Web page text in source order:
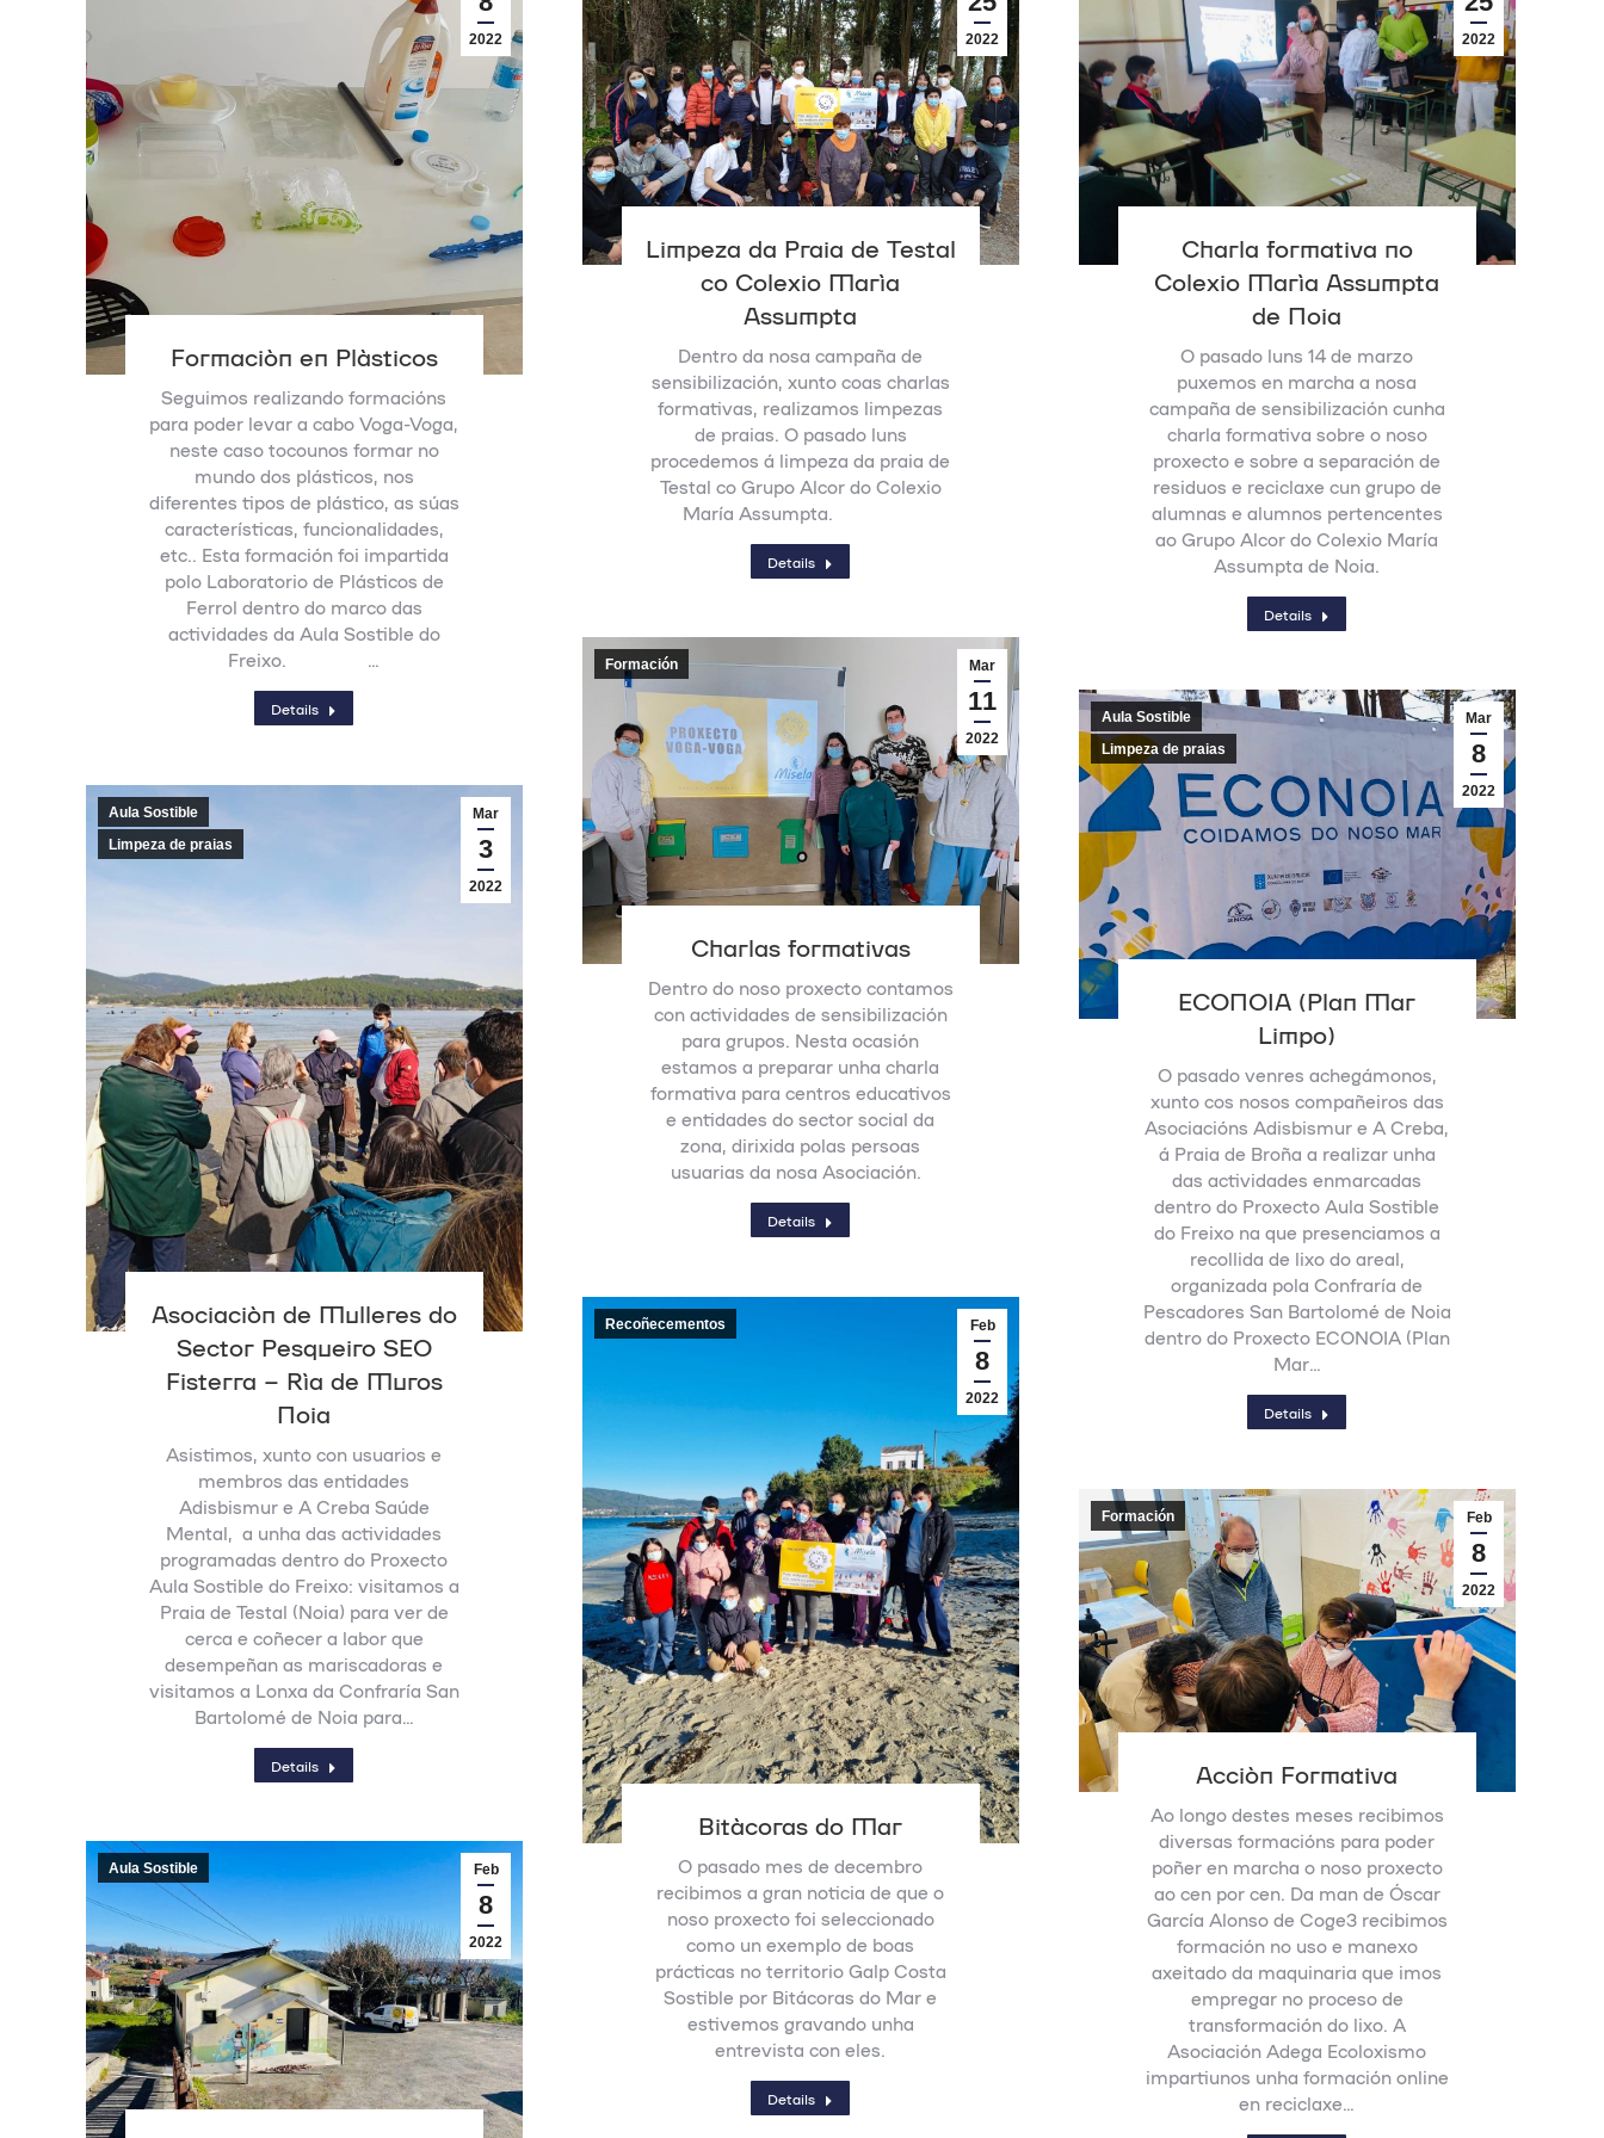
2022
Formación en Plásticos
Seguimos realizando formacións
para poder levar a cabo Voga-Voga,
neste caso tocounos formar no
mundo dos plásticos, nos
diferentes tipos de plástico, as súas
características, funcionalidades,
etc.. Esta formación foi impartida
polo Laboratorio de Plásticos de
Ferrol dentro do marco das
actividades da Aula Sostible do
Freixo. …
Details
2022
Limpeza da Praia de Testal
co Colexio María
Assumpta
Dentro da nosa campaña de
sensibilización, xunto coas charlas
formativas, realizamos limpezas
de praias. O pasado luns
procedemos á limpeza da praia de
Testal co Grupo Alcor do Colexio
María Assumpta.
Details
2022
Charla formativa no
Colexio María Assumpta
de Noia
O pasado luns 14 de marzo
puxemos en marcha a nosa
campaña de sensibilización cunha
charla formativa sobre o noso
proxecto e sobre a separación de
residuos e reciclaxe cun grupo de
alumnas e alumnos pertencentes
ao Grupo Alcor do Colexio María
Assumpta de Noia.
Details
Mar
11
2022
Formación
Charlas formativas
Dentro do noso proxecto contamos
con actividades de sensibilización
para grupos. Nesta ocasión
estamos a preparar unha charla
formativa para centros educativos
e entidades do sector social da
zona, dirixida polas persoas
usuarias da nosa Asociación.
Details
Mar
8
2022
Aula Sostible
Limpeza de praias
ECONOIA (Plan Mar
Limpo)
O pasado venres achegámonos,
xunto cos nosos compañeiros das
Asociacións Adisbismur e A Creba,
á Praia de Broña a realizar unha
das actividades enmarcadas
dentro do Proxecto Aula Sostible
do Freixo na que presenciamos a
recollida de lixo do areal,
organizada pola Confraría de
Pescadores San Bartolomé de Noia
dentro do Proxecto ECONOIA (Plan
Mar…
Details
Mar
3
2022
Aula Sostible
Limpeza de praias
Asociación de Mulleres do
Sector Pesqueiro SEO
Fisterra – Ría de Muros
Noia
Asistimos, xunto con usuarios e
membros das entidades
Adisbismur e A Creba Saúde
Mental, a unha das actividades
programadas dentro do Proxecto
Aula Sostible do Freixo: visitamos a
Praia de Testal (Noia) para ver de
cerca e coñecer a labor que
desempeñan as mariscadoras e
visitamos a Lonxa da Confraría San
Bartolomé de Noia para…
Details
Feb
8
2022
Recoñecementos
Bitácoras do Mar
O pasado mes de decembro
recibimos a gran noticia de que o
noso proxecto foi seleccionado
como un exemplo de boas
prácticas no territorio Galp Costa
Sostible por Bitácoras do Mar e
estivemos gravando unha
entrevista con eles.
Details
Feb
8
2022
Formación
Acción Formativa
Ao longo destes meses recibimos
diversas formacións para poder
poñer en marcha o noso proxecto
ao cen por cen. Da man de Óscar
García Alonso de Coge3 recibimos
formación no uso e manexo
axeitado da maquinaria que imos
empregar no proceso de
transformación do lixo. A
Asociación Adega Ecoloxismo
impartiunos unha formación online
en reciclaxe…
Feb
8
2022
Aula Sostible